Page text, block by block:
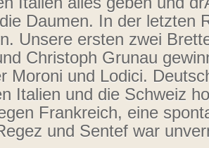
Daumen. In der letzten
Unsere ersten zwei
Christoph Grunau
Moroni und Lodici.
Italien und die Schweiz
Frankreich, eine
und Sentef war